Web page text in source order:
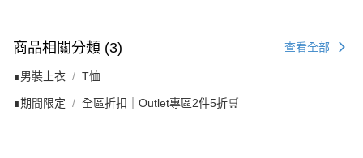
商品相關分類 (3) 查看全部
∎男裝上衣 T恤
∎期間限定 全區折扣｜Outlet專區2件5折🛒